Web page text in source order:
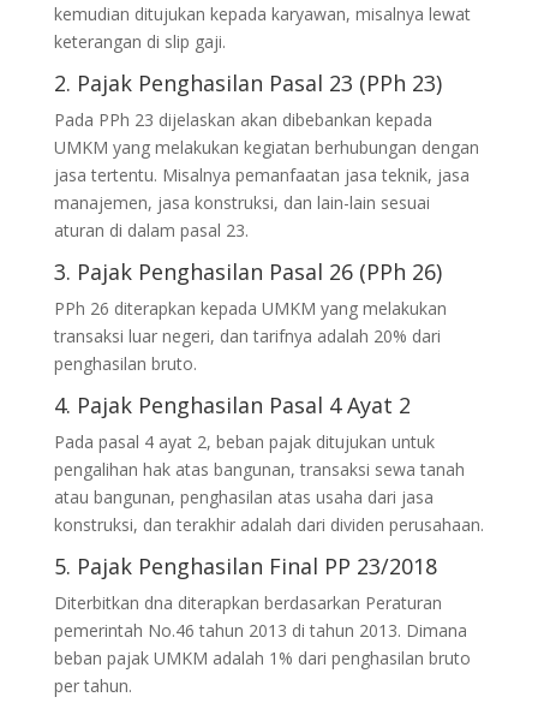
kemudian ditujukan kepada karyawan, misalnya lewat
keterangan di slip gaji.
2. Pajak Penghasilan Pasal 23 (PPh 23)
Pada PPh 23 dijelaskan akan dibebankan kepada
UMKM yang melakukan kegiatan berhubungan dengan
jasa tertentu. Misalnya pemanfaatan jasa teknik, jasa
manajemen, jasa konstruksi, dan lain-lain sesuai
aturan di dalam pasal 23.
3. Pajak Penghasilan Pasal 26 (PPh 26)
PPh 26 diterapkan kepada UMKM yang melakukan
transaksi luar negeri, dan tarifnya adalah 20% dari
penghasilan bruto.
4. Pajak Penghasilan Pasal 4 Ayat 2
Pada pasal 4 ayat 2, beban pajak ditujukan untuk
pengalihan hak atas bangunan, transaksi sewa tanah
atau bangunan, penghasilan atas usaha dari jasa
konstruksi, dan terakhir adalah dari dividen perusahaan.
5. Pajak Penghasilan Final PP 23/2018
Diterbitkan dna diterapkan berdasarkan Peraturan
pemerintah No.46 tahun 2013 di tahun 2013. Dimana
beban pajak UMKM adalah 1% dari penghasilan bruto
per tahun.